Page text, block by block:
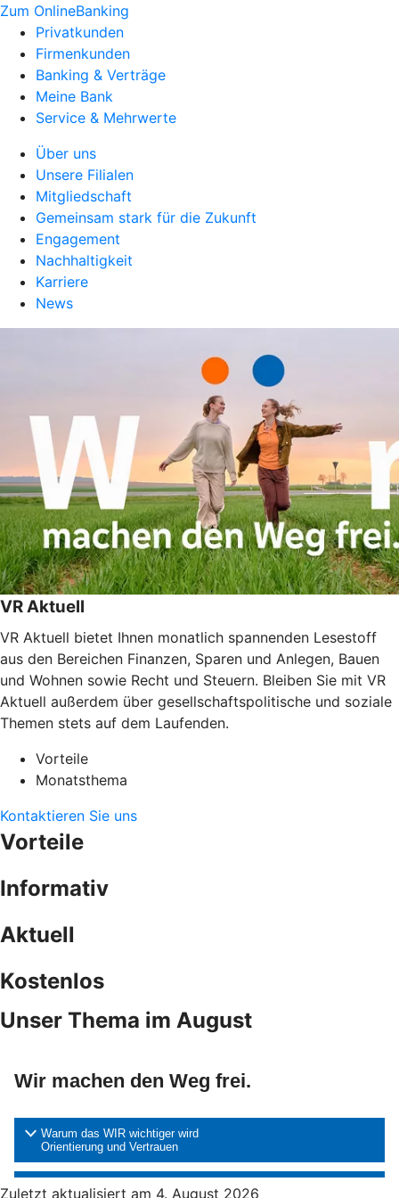
Zum OnlineBanking
Privatkunden
Firmenkunden
Banking & Verträge
Meine Bank
Service & Mehrwerte
Über uns
Unsere Filialen
Mitgliedschaft
Gemeinsam stark für die Zukunft
Engagement
Nachhaltigkeit
Karriere
News
VR Aktuell
VR Aktuell bietet Ihnen monatlich spannenden Lesestoff
aus den Bereichen Finanzen, Sparen und Anlegen, Bauen
und Wohnen sowie Recht und Steuern. Bleiben Sie mit VR
Aktuell außerdem über gesellschaftspolitische und soziale
Themen stets auf dem Laufenden.
Vorteile
Monatsthema
Kontaktieren Sie uns
Vorteile
Informativ
Aktuell
Kostenlos
Unser Thema im August
Zuletzt aktualisiert am 4. August 2026